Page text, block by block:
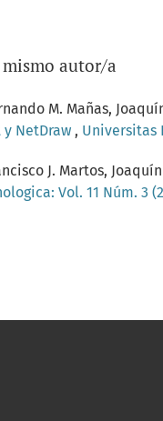
autor/a
M. Mañas,
NetDraw , Universitas
J. Martos,
Vol. 11 Núm. 3